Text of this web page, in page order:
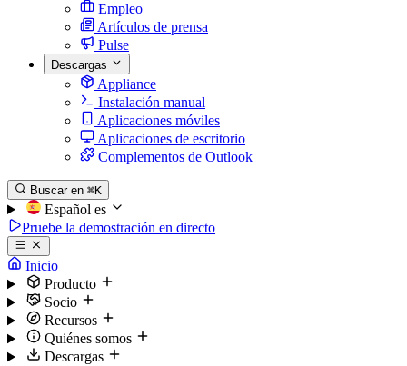
Empleo
Artículos de prensa
Pulse
Descargas
Appliance
Instalación manual
Aplicaciones móviles
Aplicaciones de escritorio
Complementos de Outlook
Buscar en ⌘K
Español es
Pruebe la demostración en directo
Inicio
Producto
Socio
Recursos
Quiénes somos
Descargas